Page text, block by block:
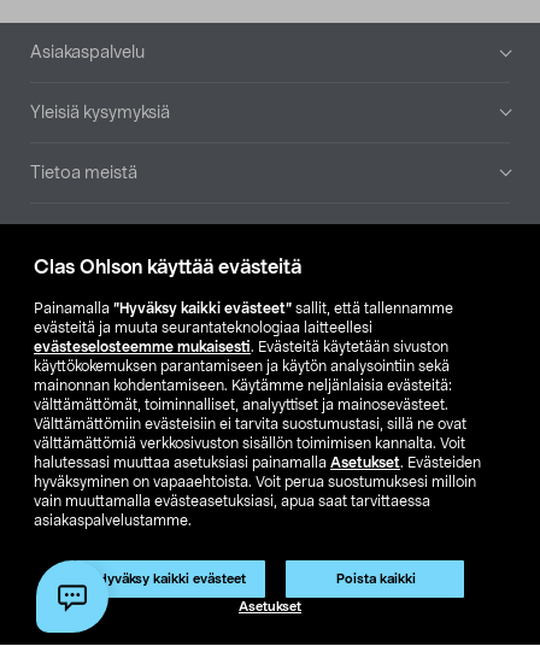
Clas Ohlson käyttää evästeitä
Painamalla ”Hyväksy kaikki evästeet” sallit, että tallennamme
evästeitä ja muuta seurantateknologiaa laitteellesi
evästeselosteemme mukaisesti. Evästeitä käytetään sivuston
käyttökokemuksen parantamiseen ja käytön analysointiin sekä
mainonnan kohdentamiseen. Käytämme neljänlaisia evästeitä:
välttämättömät, toiminnalliset, analyyttiset ja mainosevästeet.
Välttämättömiin evästeisiin ei tarvita suostumustasi, sillä ne ovat
välttämättömiä verkkosivuston sisällön toimimisen kannalta. Voit
halutessasi muuttaa asetuksiasi painamalla Asetukset. Evästeiden
hyväksyminen on vapaaehtoista. Voit perua suostumuksesi milloin
vain muuttamalla evästeasetuksiasi, apua saat tarvittaessa
asiakaspalvelustamme.
Hyväksy kaikki evästeet Poista kaikki
Asetukset
Alatunniste
Asiakaspalvelu
Yleisiä kysymyksiä
Tietoa meistä
Etsi myymälä
SE NO FI
FI SV
Ostoehdot